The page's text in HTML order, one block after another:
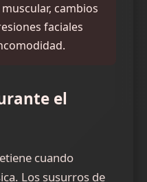
cambios
faciales
el
cuando
Los susurros de